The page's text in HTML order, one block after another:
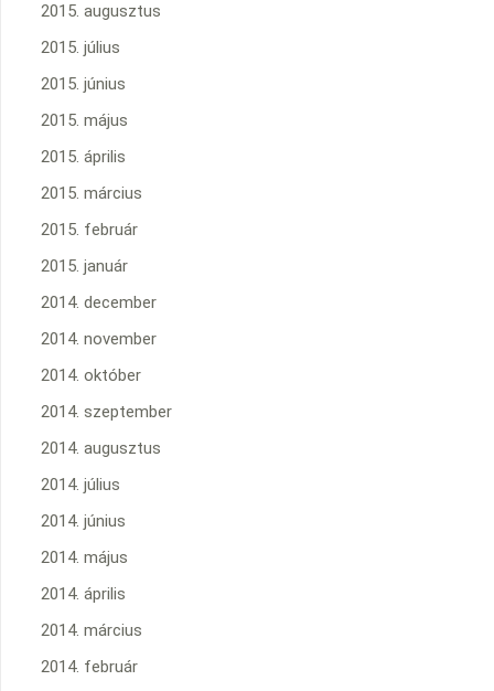
2015. augusztus
2015. július
2015. június
2015. május
2015. április
2015. március
2015. február
2015. január
2014. december
2014. november
2014. október
2014. szeptember
2014. augusztus
2014. július
2014. június
2014. május
2014. április
2014. március
2014. február